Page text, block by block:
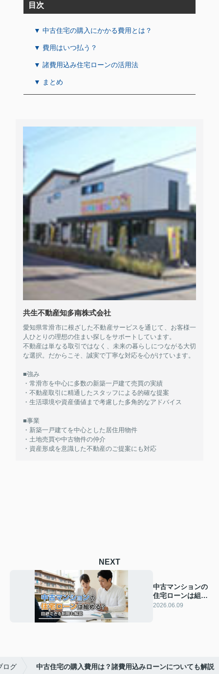
目次
▼ 中古住宅の購入にかかる費用とは？
▼ 費用はいつ払う？
▼ 諸費用込み住宅ローンの活用法
▼ まとめ
共生不動産知多南株式会社
愛知県常滑市に根ざした不動産サービスを通じて、お客様一
人ひとりの理想の住まい探しをサポートしています。
不動産は単なる取引ではなく、未来の暮らしにつながる大切
な選択。だからこそ、誠実で丁寧な対応を心がけています。
■強み
・常滑市を中心に多数の新築一戸建て売買の実績
・不動産取引に精通したスタッフによる的確な提案
・生活環境や資産価値まで考慮した多角的なアドバイス
■事業
・新築一戸建てを中心とした居住用物件
・土地売買や中古物件の仲介
・資産形成を意識した不動産のご提案にも対応
NEXT
中古マンションの
住宅ローンは組め
る？回避できる制
2026.06.09
ログ 中古住宅の購入費用は？諸費用込みローンについても解説